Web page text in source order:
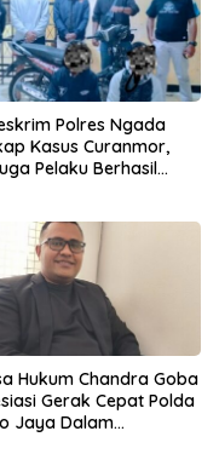
Polres Ngada
Kasus Curanmor,
Pelaku Berhasil
Hukum Chandra Goba
Gerak Cepat Polda
Jaya Dalam